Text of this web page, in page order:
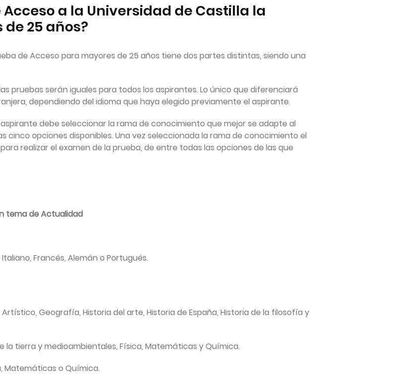
a la Universidad de Castilla la
25 años?
de Acceso para mayores de 25 años tiene dos partes distintas, siendo una
pruebas serán iguales para todos los aspirantes. Lo único que diferenciará
dependiendo del idioma que haya elegido previamente el aspirante.
debe seleccionar la rama de conocimiento que mejor se adapte al
cinco opciones disponibles. Una vez seleccionada la rama de conocimiento el
realizar el examen de la prueba, de entre todas las opciones de las que
tema de Actualidad
Francés, Alemán o Portugués.
Artístico, Geografía, Historia del arte, Historia de España, Historia de la filosofía y
la tierra y medioambientales, Física, Matemáticas y Química.
Matemáticas o Química.